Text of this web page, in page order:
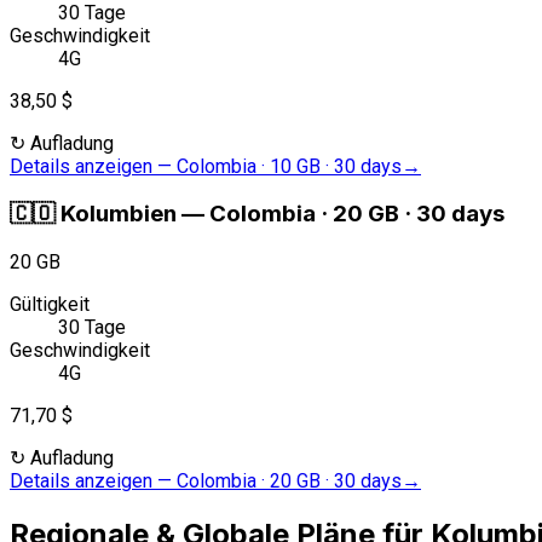
30 Tage
Geschwindigkeit
4G
38,50 $
↻ Aufladung
Details anzeigen — Colombia · 10 GB · 30 days →
🇨🇴 Kolumbien — Colombia · 20 GB · 30 days
20 GB
Gültigkeit
30 Tage
Geschwindigkeit
4G
71,70 $
↻ Aufladung
Details anzeigen — Colombia · 20 GB · 30 days →
Regionale & Globale Pläne für